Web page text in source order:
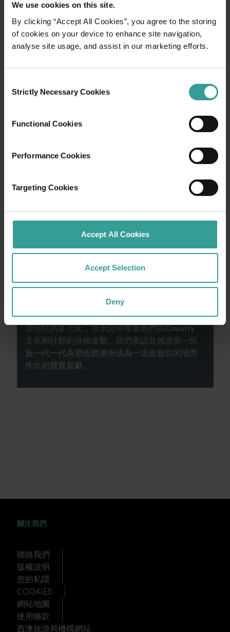
We use cookies on this site.
By clicking “Accept All Cookies”, you agree to the storing
of cookies on your device to enhance site navigation,
analyse site usage, and assist in our marketing efforts.
Selection
Strictly Necessary Cookies
Functional Cookies
Performance Cookies
Targeting Cookies
Accept All Cookies
Accept Selection
Deny
寬廣道路的浪漫風情。
就從珀斯 (Perth) 開始吧，這是澳洲陽光最燦爛
的首都，同時亦是繁華熱鬧的文化樞紐。這裡
閱讀更多
西澳州旅遊局承認原住民為西澳州傳統監護人，
並向過往及現在的長老致敬。我們讚揚西澳洲州
原住民的多元化，並承認和尊重他們與Country、
文化和社群的持續連繫。我們承認並感謝第一民
族一代一代為塑造西澳州成為一流旅遊目的地而
作出的寶貴貢獻。
關注我們
聯絡我們
版權說明
您的私隱
COOKIES
網站地圖
使用條款
西澳旅游局機構網站